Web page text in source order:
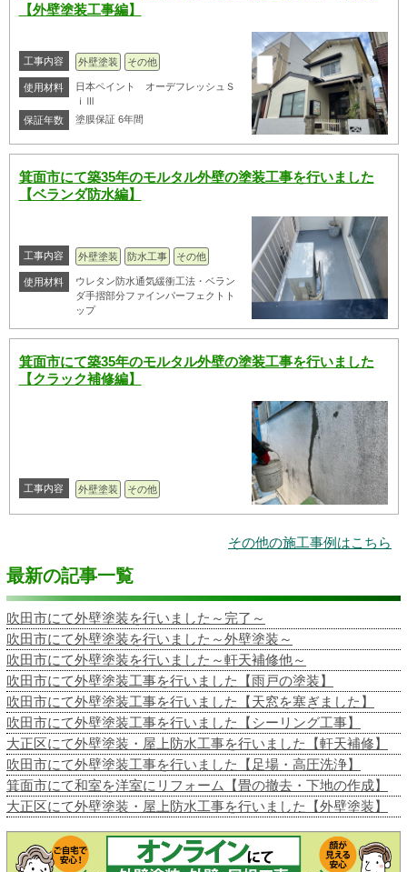
【外壁塗装工事編】
工事内容 外壁塗装 その他
使用材料
日本ペイント オーデフレッシュＳ
ｉⅢ
保証年数
塗膜保証 6年間
箕面市にて築35年のモルタル外壁の塗装工事を行いました
【ベランダ防水編】
工事内容 外壁塗装 防水工事 その他
使用材料
ウレタン防水通気緩衝工法・ベラン
ダ手摺部分ファインパーフェクトト
ップ
箕面市にて築35年のモルタル外壁の塗装工事を行いました
【クラック補修編】
工事内容 外壁塗装 その他
その他の施工事例はこちら
最新の記事一覧
吹田市にて外壁塗装を行いました～完了～
吹田市にて外壁塗装を行いました～外壁塗装～
吹田市にて外壁塗装を行いました～軒天補修他～
吹田市にて外壁塗装工事を行いました【雨戸の塗装】
吹田市にて外壁塗装工事を行いました【天窓を塞ぎました】
吹田市にて外壁塗装工事を行いました【シーリング工事】
大正区にて外壁塗装・屋上防水工事を行いました【軒天補修】
吹田市にて外壁塗装工事を行いました【足場・高圧洗浄】
箕面市にて和室を洋室にリフォーム【畳の撤去・下地の作成】
大正区にて外壁塗装・屋上防水工事を行いました【外壁塗装】